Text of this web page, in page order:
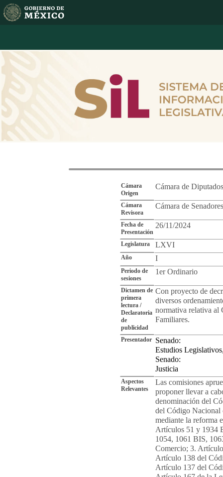
Cámara
Origen
Cámara de Diputados
Cámara
Revisora
Cámara de Senadores
Fecha de
Presentación
26/11/2024
Legislatura LXVI
Año I
Periodo de
sesiones
1er Ordinario
Dictamen de
primera
lectura /
Declaratoria
de
publicidad
Con proyecto de
diversos
normativa relativa al
Familiares.
Presentador Senado:
Estudios
Senado:
Justicia
Aspectos
Relevantes
Las comisiones
proponer llevar a
denominación del
del Código Nacional
mediante la reforma
Artículos 51 y 1934
1054, 1061 BIS,
Comercio; 3.
Artículo 138 del
Artículo 137 del